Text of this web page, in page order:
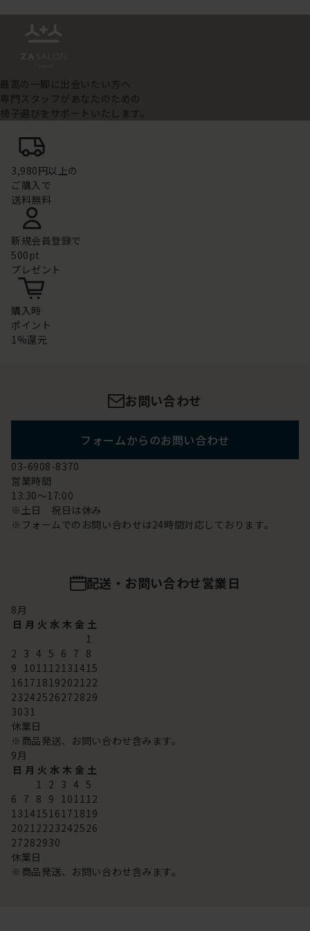
最高の一脚に出会いたい方へ
専門スタッフがあなたのための
椅子選びをサポートいたします。
3,980円以上の
ご購入で
送料無料
新規会員登録で
500pt
プレゼント
購入時
ポイント
1%還元
お問い合わせ
フォームからのお問い合わせ
03-6908-8370
営業時間
13:30～17:00
※土日 祝日は休み
※フォームでのお問い合わせは24時間対応しております。
配送・お問い合わせ営業日
8月
日 月 火 水 木 金 土
1
2 3 4 5 6 7 8
9 101112131415
16171819202122
23242526272829
3031
休業日
※商品発送、お問い合わせ含みます。
9月
日 月 火 水 木 金 土
1 2 3 4 5
6 7 8 9 101112
13141516171819
20212223242526
27282930
休業日
※商品発送、お問い合わせ含みます。